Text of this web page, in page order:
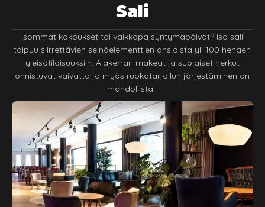
Sali
Isommat kokoukset tai vaikkapa syntymäpäivät? Iso sali
taipuu siirrettävien seinäelementtien ansioista yli 100 hengen
yleisötilaisuuksiin. Alakerran makeat ja suolaiset herkut
onnistuvat vaivatta ja myös ruokatarjoilun järjestäminen on
mahdollista.